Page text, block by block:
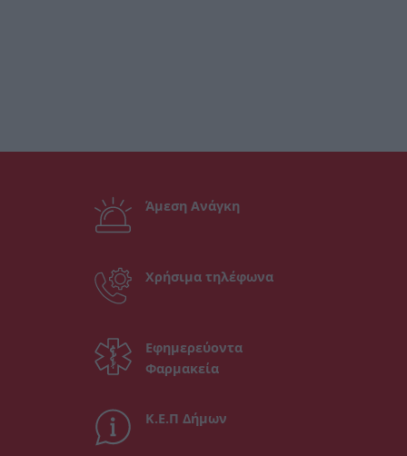
Άμεση Ανάγκη
Χρήσιμα τηλέφωνα
Εφημερεύοντα
Φαρμακεία
Κ.Ε.Π Δήμων